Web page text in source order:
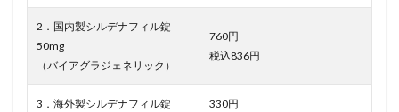
2．国内製シルデナフィル錠
50mg
（バイアグラジェネリック）
760円
税込836円
3．海外製シルデナフィル錠
330円